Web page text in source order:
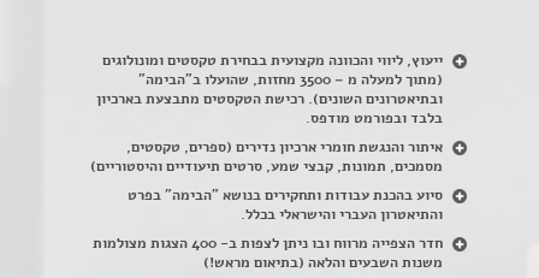
ייעוץ, ליווי והכוונה מקצועית בבחירת טקסטים ומונולוגים
(מתוך למעלה מ – 3500 מחזות, שהועלו ב"הבימה"
ובתיאטרונים השונים). רכישת הטקסטים מתבצעת בארכיון
בלבד ובפורמט מודפס.
איתור והנגשת חומרי ארכיון נדירים (ספרים, טקסטים,
מסמכים, תמונות, קבצי שמע, סרטים תיעודיים והיסטוריים)
סיוע בהכנת עבודות ותחקירים בנושא "הבימה" בפרט
והתיאטרון העברי והישראלי בכלל.
חדר הצפייה מרווח ובו ניתן לצפות ב- 400 הצגות מצולמות
משנות השבעים והלאה (בתיאום מראש!)